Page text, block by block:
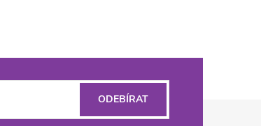
ODEBÍRAT